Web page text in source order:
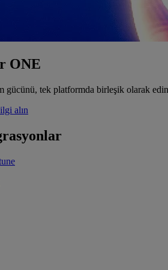
ONE
gücünü, tek platformda birleşik olarak
alın